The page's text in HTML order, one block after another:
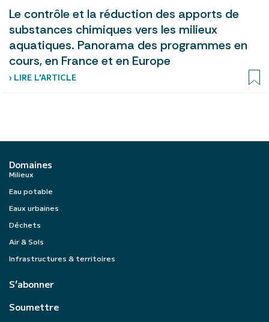
Le contrôle et la réduction des apports de
substances chimiques vers les milieux
aquatiques. Panorama des programmes en
cours, en France et en Europe
› LIRE L’ARTICLE
Domaines
Milieux
Eau potable
Eaux urbaines
Déchets
Air & Sols
Infrastructures & territoires
S’abonner
Soumettre